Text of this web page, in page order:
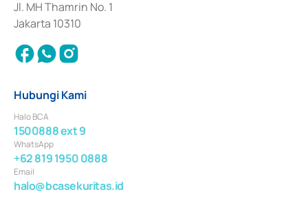
Jl. MH Thamrin No. 1
Jakarta 10310
Hubungi Kami
Halo BCA
1500888 ext 9
WhatsApp
+62 819 1950 0888
Email
halo@bcasekuritas.id